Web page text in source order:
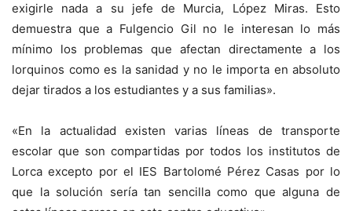
exigirle nada a su jefe de Murcia, López Miras. Esto
demuestra que a Fulgencio Gil no le interesan lo más
mínimo los problemas que afectan directamente a los
lorquinos como es la sanidad y no le importa en absoluto
dejar tirados a los estudiantes y a sus familias».
«En la actualidad existen varias líneas de transporte
escolar que son compartidas por todos los institutos de
Lorca excepto por el IES Bartolomé Pérez Casas por lo
que la solución sería tan sencilla como que alguna de